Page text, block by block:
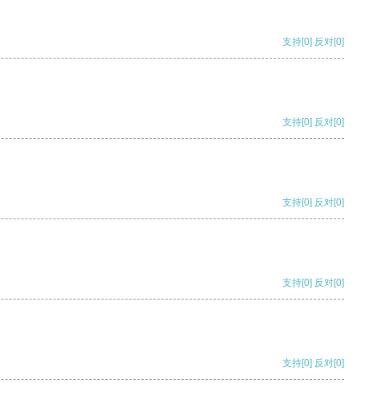
支持[0] 反对[0]
支持[0] 反对[0]
支持[0] 反对[0]
支持[0] 反对[0]
支持[0] 反对[0]